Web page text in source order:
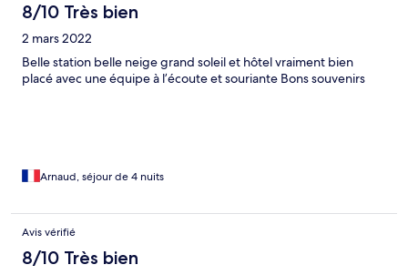
8/10 Très bien
2 mars 2022
Belle station belle neige grand soleil et hôtel vraiment bien
placé avec une équipe à l’écoute et souriante Bons souvenirs
Arnaud, séjour de 4 nuits
Avis vérifié
8/10 Très bien